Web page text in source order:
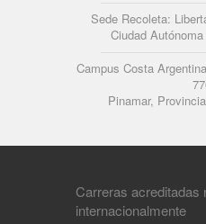
Sede Recoleta:
Ciudad
Campus Costa
Pinamar,
Carreras acreditadas
internacionalmente